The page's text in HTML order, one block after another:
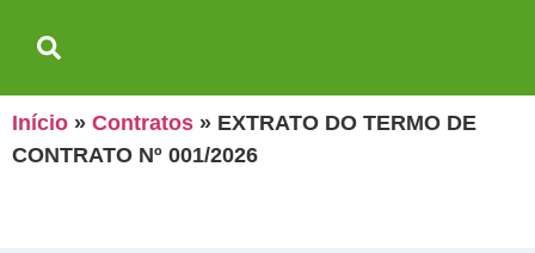
Início » Contratos » EXTRATO DO TERMO DE
CONTRATO Nº 001/2026